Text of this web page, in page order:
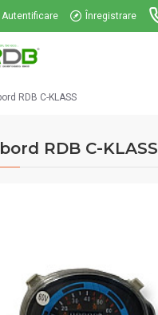
Autentificare Înregistrare
RDB C-KLASS
RDB C-KLASS